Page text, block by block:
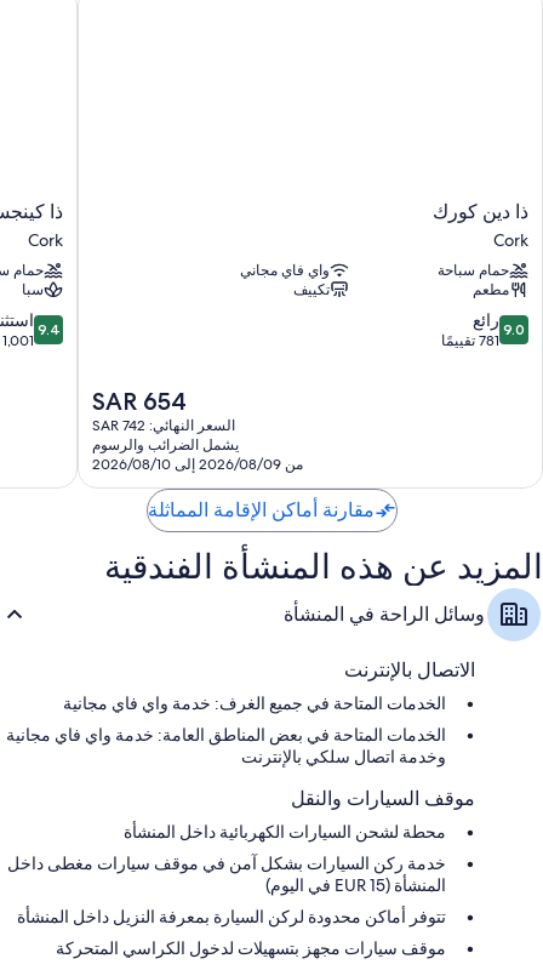
ذا
دين
كورك
Cork
ذا دين كورك
Cork
حمام سباحة
واي فاي مجاني
مطعم
تكييف
9.0
من
9.0 رائع
781 تقييمًا
السعر
الحالي
هو
SAR
654
SAR 654
السعر النهائي: SAR 742
يشمل الضرائب والرسوم
من 2026/08/09 إلى 2026/08/10
ذا
كينجسلي
Cork
ذا
Cork
حمام
سبا
9.4
من
9.4
1,001 تقييم
مقارنة أماكن الإقامة المماثلة
المزيد عن هذه المنشأة الفندقية
وسائل الراحة في المنشأة
الاتصال بالإنترنت
الخدمات المتاحة في جميع الغرف: خدمة واي فاي مجانية
الخدمات المتاحة في بعض المناطق العامة: خدمة واي فاي مجانية
وخدمة اتصال سلكي بالإنترنت
موقف السيارات والنقل
محطة لشحن السيارات الكهربائية داخل المنشأة
خدمة ركن السيارات بشكل آمن في موقف سيارات مغطى داخل
المنشأة (EUR 15 في اليوم)
تتوفر أماكن محدودة لركن السيارة بمعرفة النزيل داخل المنشأة
موقف سيارات مجهز بتسهيلات لدخول الكراسي المتحركة